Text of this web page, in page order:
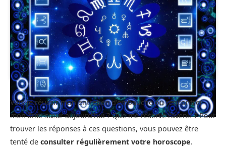
Vais-je réussir mon entretien d’embauche ou rencontrer
mon âme-sœur aujourd’hui ? Que me réserve l’avenir ? Pour
trouver les réponses à ces questions, vous pouvez être
tenté de consulter régulièrement votre horoscope.